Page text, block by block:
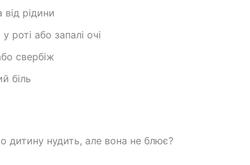
від рідини
роті або запалі очі
свербіж
біль
дитину нудить, але вона не блює?